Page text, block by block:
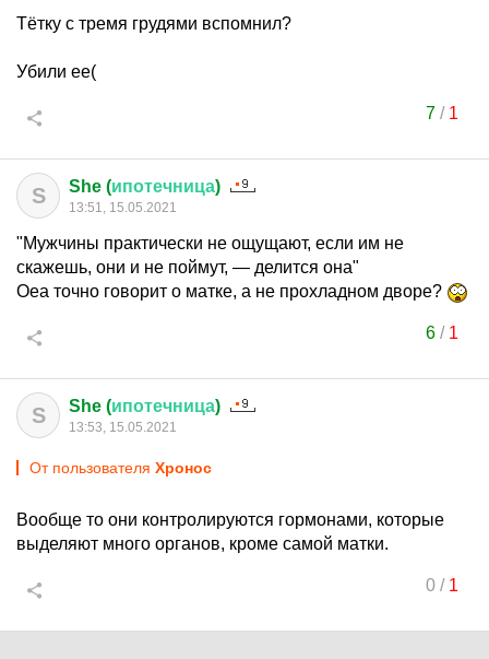
Тётку с тремя грудями вспомнил?
Убили ее(
7/ 1
S She (ипотечница)
13:51, 15.05.2021
"Мужчины практически не ощущают, если им не
скажешь, они и не поймут, — делится она"
Оеа точно говорит о матке, а не прохладном дворе?
6/ 1
S She (ипотечница)
13:53, 15.05.2021
От пользователя Хронос
Вообще то они контролируются гормонами, которые
выделяют много органов, кроме самой матки.
0/ 1